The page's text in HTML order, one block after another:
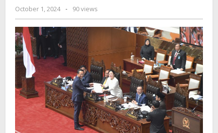
Standar
Internasional
October 1, 2024
by
Jurnalsiber
- 90 views